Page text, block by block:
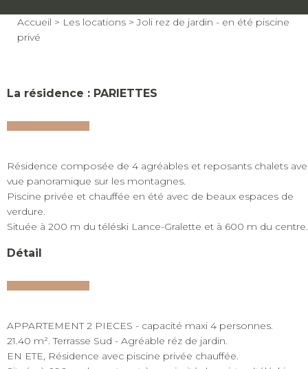
Accueil > Les locations >Joli rez de jardin - en été piscine
privé
La résidence : PARIETTES
Résidence composée de 4 agréables et reposants chalets
vue panoramique sur les montagnes.
Piscine privée et chauffée en été avec de beaux espaces de
verdure.
Située à 200 m du téléski Lance-Gralette et à 600 m du centre.
Détail
APPARTEMENT 2 PIECES - capacité maxi 4 personnes.
21.40 m². Terrasse Sud - Agréable réz de jardin.
EN ETE, Résidence avec piscine privée chauffée.